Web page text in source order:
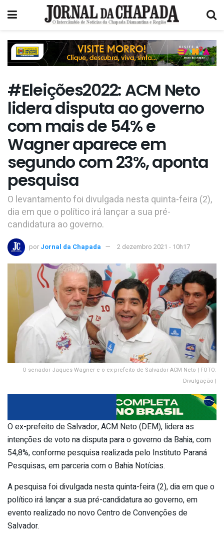
#Eleições2022: ACM Neto
lidera disputa ao governo
com mais de 54% e
Wagner aparece em
segundo com 23%, aponta
pesquisa
O levantamento foi divulgada nesta quinta-feira (2),
dia em que o político irá lançar a sua pré-
candidatura ao governo.
por Jornal da Chapada 2 dezembro 2021 - 10h17
O senador Jaques Wagner e o ex-prefeito de Salvador ACM Neto | FOTO:
Divulgação |
O ex-prefeito de Salvador, ACM Neto (DEM), lidera as
intenções de voto na disputa para o governo da Bahia, com
54,8%, conforme pesquisa realizada pelo Instituto Paraná
Pesquisas, em parceria com o Bahia Notícias.
A pesquisa foi divulgada nesta quinta-feira (2), dia em que o
político irá lançar a sua pré-candidatura ao governo, em
evento realizado no novo Centro de Convenções de
Salvador.